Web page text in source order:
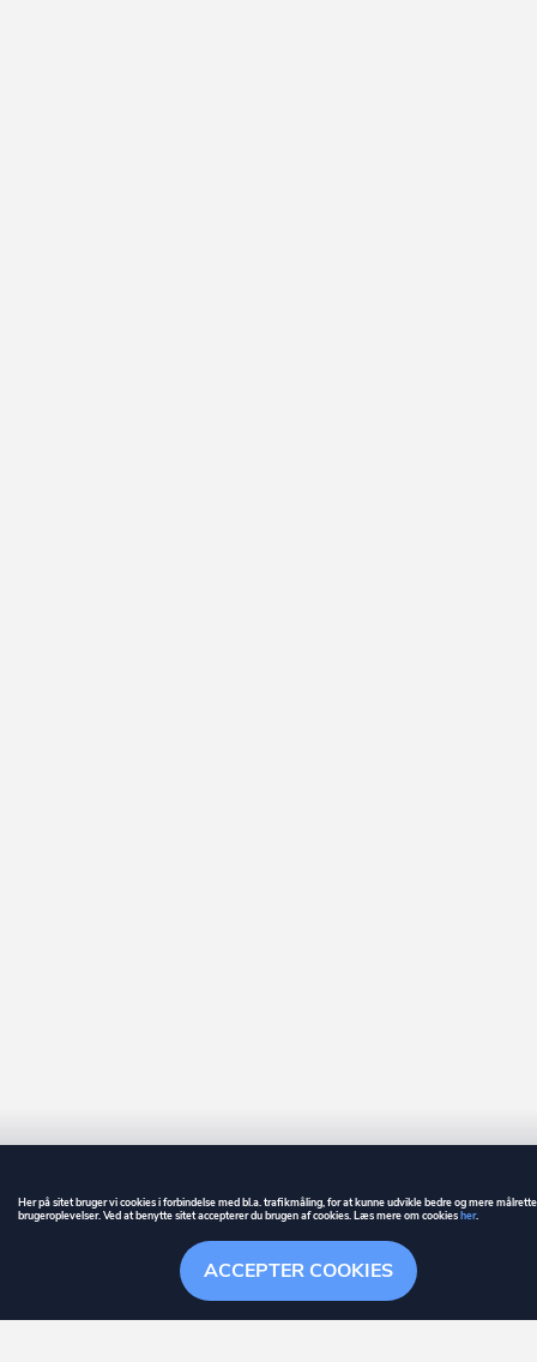
Søgehistorik Menu
GUIDE BETINGELSER
er et registreret varemærke tilhørende ownr ApS – CVR nr.: 36 40 88
ACCEPTER COOKIES
Her på sitet bruger vi cookies i forbindelse med bl.a. trafikmåling, for at kunne udvikle bedre og mere
brugeroplevelser. Ved at benytte sitet accepterer du brugen af cookies. Læs mere om cookiesher.